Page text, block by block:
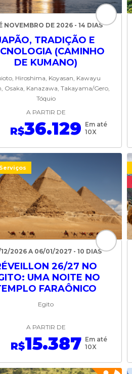
NOVEMBRO DE 2026 - 14 DIAS
TRADIÇÃO E
(CAMINHO
DE KUMANO)
Hiroshima, Koyasan, Kawayu
Osaka, Kanazawa, Takayama/Gero,
Tóquio
A PARTIR DE
R$36.129 Em até
10X
2026 A 06/01/2027 - 10 DIAS
26/27 NO
UMA NOITE NO
FARAÔNICO
Egito
A PARTIR DE
R$15.387 Em até
10X